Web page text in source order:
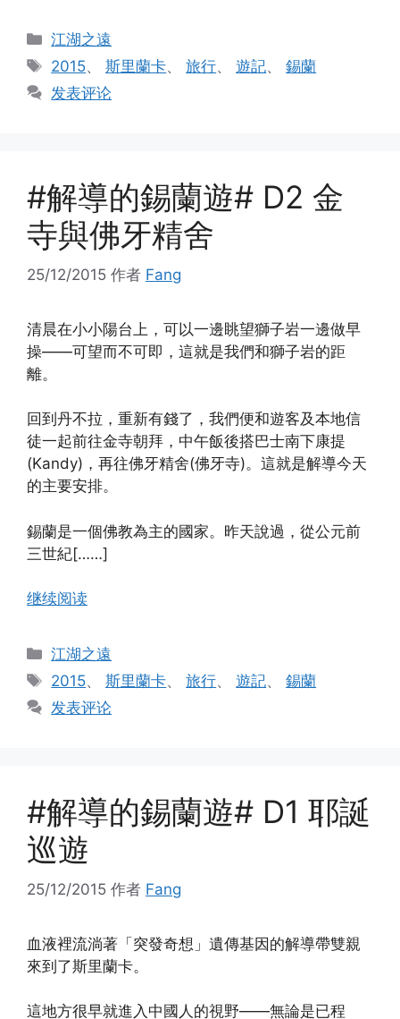
分
类
江湖之遠
标
签
2015、斯里蘭卡、旅行、遊記、錫蘭
发表评论
#解導的錫蘭遊# D2 金
寺與佛牙精舍
25/12/2015 作者 Fang
清晨在小小陽台上，可以一邊眺望獅子岩一邊做早
操——可望而不可即，這就是我們和獅子岩的距
離。
回到丹不拉，重新有錢了，我們便和遊客及本地信
徒一起前往金寺朝拜，中午飯後搭巴士南下康提
(Kandy)，再往佛牙精舍(佛牙寺)。這就是解導今天
的主要安排。
錫蘭是一個佛教為主的國家。昨天說過，從公元前
三世紀[……]
继续阅读
分
类
江湖之遠
标
签
2015、斯里蘭卡、旅行、遊記、錫蘭
发表评论
#解導的錫蘭遊# D1 耶誕
巡遊
25/12/2015 作者 Fang
血液裡流淌著「突發奇想」遺傳基因的解導帶雙親
來到了斯里蘭卡。
這地方很早就進入中國人的視野——無論是已程